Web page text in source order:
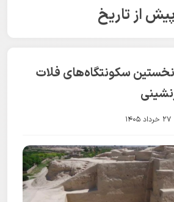
از تاریخ
نخستین سکونتگاه‌های فلات
27 خرداد 1405